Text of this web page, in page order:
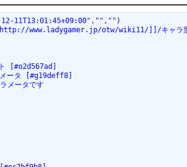
11T13:01:45+09:00","","")
www.ladygamer.jp/otw/wiki11/]]/キャラ別
[#o2d567ad]
ータ [#g19deff8]
メータです